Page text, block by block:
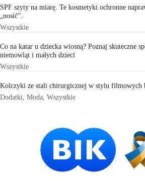
SPF szyty na miarę. Te kosmetyki ochronne
„nosić”.
Wszystkie
Co na katar u dziecka wiosną? Poznaj skuteczne
niemowląt i małych dzieci
Wszystkie
Kolczyki ze stali chirurgicznej w stylu filmowych
Dodatki Moda Wszystkie